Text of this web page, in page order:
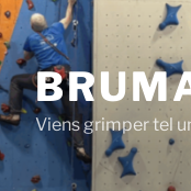
Viens grimper tel